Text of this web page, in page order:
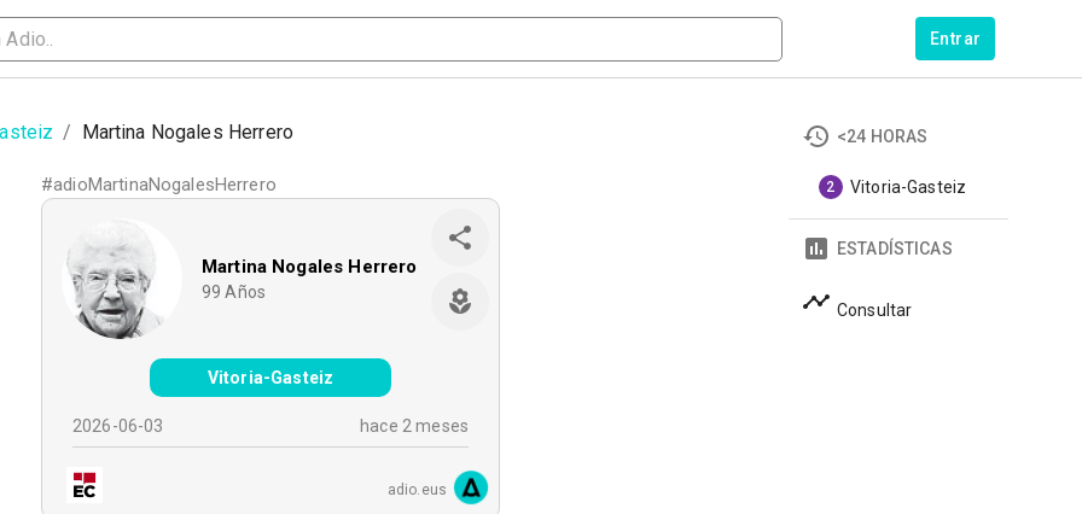
Entrar
/ Martina Nogales Herrero
#adioMartinaNogalesHerrero
Martina Nogales Herrero
99 Años
Vitoria-Gasteiz
2026-06-03 hace 2 meses
adio.eus
<24 HORAS
2 Vitoria-Gasteiz
ESTADÍSTICAS
Consultar